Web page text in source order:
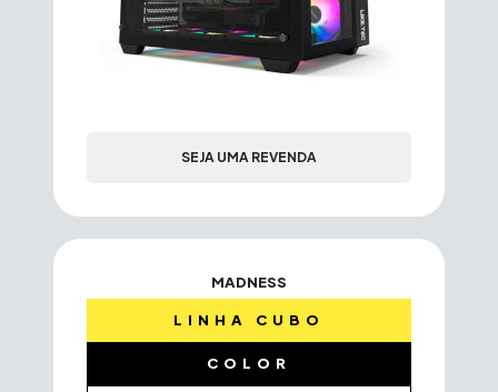
SEJA UMA REVENDA
MADNESS
LINHA CUBO
COLOR